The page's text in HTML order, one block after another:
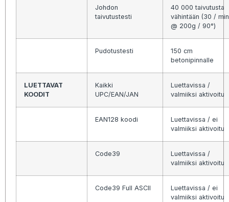
Johdon
taivutustesti
40 000 taivutusta
vähintään (30 / min
@ 200g / 90°)
Pudotustesti
150 cm
betonipinnalle
LUETTAVAT
KOODIT
Kaikki
UPC/EAN/JAN
Luettavissa /
valmiiksi aktivoitu
EAN128 koodi
Luettavissa / ei
valmiiksi aktivoitu
Code39
Luettavissa /
valmiiksi aktivoitu
Code39 Full ASCII
Luettavissa / ei
valmiiksi aktivoitu